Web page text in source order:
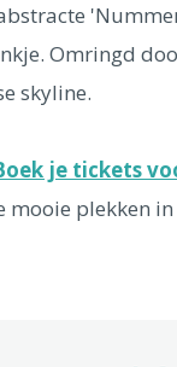
Omringd
skyline.
je tickets
plekken in